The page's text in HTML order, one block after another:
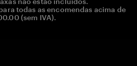
todas as encomendas acima de
(sem IVA).